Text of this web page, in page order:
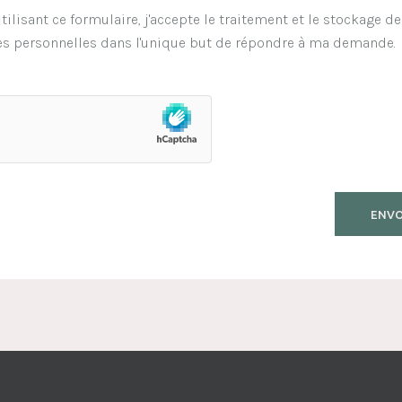
ce formulaire, j'accepte le traitement et le stockage
personnelles dans l'unique but de répondre à ma demande.